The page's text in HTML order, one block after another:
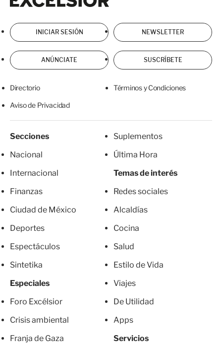
INICIAR SESIÓN NEWSLETTER
ANÚNCIATE SUSCRÍBETE
Directorio Términos y Condiciones
Aviso de Privacidad
Secciones
Nacional
Internacional
Finanzas
Ciudad de México
Deportes
Espectáculos
Sintetika
Especiales
Foro Excélsior
Crisis ambiental
Franja de Gaza
Suplementos
Última Hora
Temas de interés
Redes sociales
Alcaldías
Cocina
Salud
Estilo de Vida
Viajes
De Utilidad
Apps
Servicios